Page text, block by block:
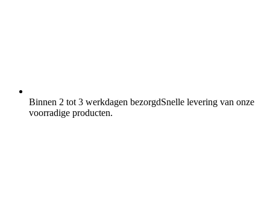
Binnen 2 tot 3 werkdagen bezorgdSnelle levering van onze
voorradige producten.